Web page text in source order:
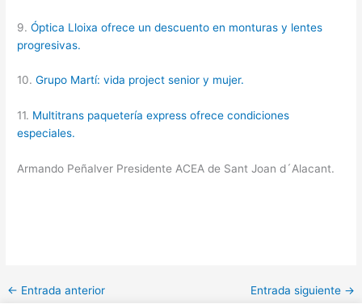
9.Óptica Lloixa ofrece un descuento en monturas y lentes
progresivas.
10.Grupo Martí: vida project senior y mujer.
11. Multitrans paquetería express ofrece condiciones
especiales.
Armando Peñalver Presidente ACEA de Sant Joan d´Alacant.
← Entrada anterior Entrada siguiente →